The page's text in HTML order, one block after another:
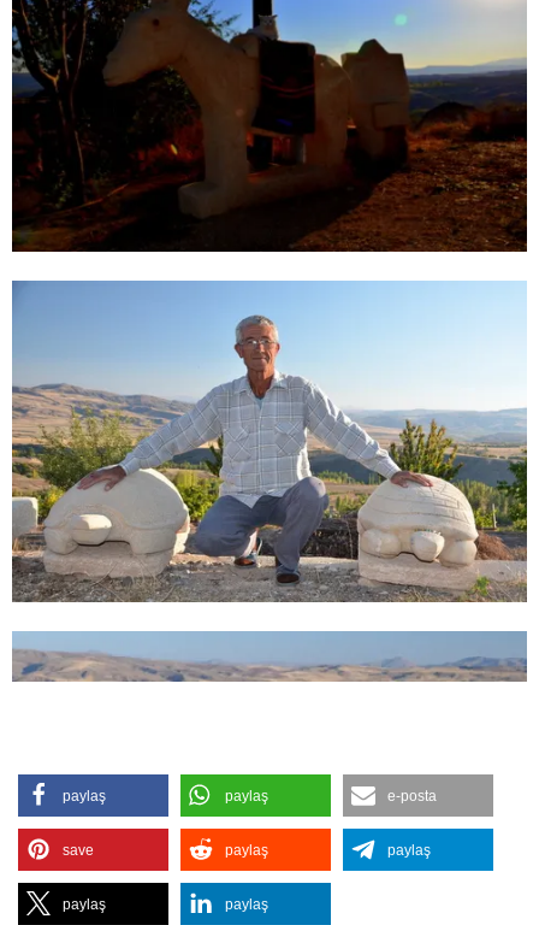
paylaş paylaş e-posta
save paylaş paylaş
paylaş paylaş